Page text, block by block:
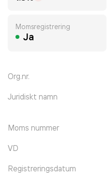
Momsregistrering
Ja
Org.nr.
Juridiskt namn
Moms nummer
VD
Registreringsdatum